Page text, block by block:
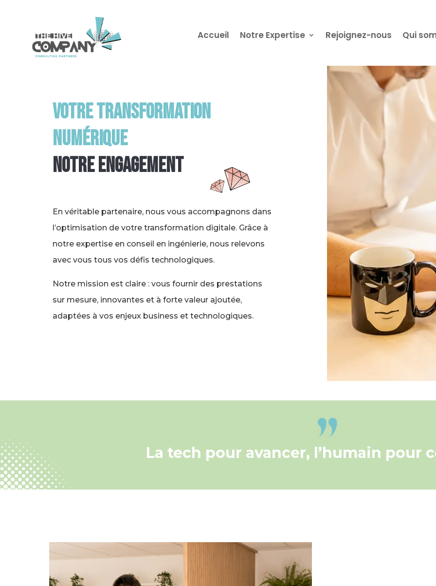
Accueil Notre Expertise Rejoignez-nous Qui
VOTRE TRANSFORMATION
NUMÉRIQUE
NOTRE ENGAGEMENT
En véritable partenaire, nous vous accompagnons dans
l’optimisation de votre transformation digitale. Grâce à
notre expertise en conseil en ingénierie, nous relevons
avec vous tous vos défis technologiques.
Notre mission est claire : vous fournir des prestations
sur mesure, innovantes et à forte valeur ajoutée,
adaptées à vos enjeux business et technologiques.
La tech pour avancer, l’humain pour